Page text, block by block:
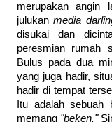
merupakan angin
julukanmedia
disukai dan
peresmian rumah
Bulus pada dua
yang juga hadir,
hadir di tempat
Itu adalah
memang "beken."